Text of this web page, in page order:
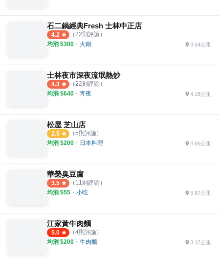
石二鍋經典Fresh 士林中正店
4.2 （22則評論）
均消 $300 ・ 火鍋 3.54公里
士林夜市深夜流氓熱炒
4.3 （22則評論）
均消 $640 ・ 宵夜 4.18公里
松屋 芝山店
2.5 （5則評論）
均消 $200 ・ 日本料理 3.66公里
華榮臭豆腐
3.5 （ 11則評論）
均消 $55 ・ 小吃 3.87公里
江家黃牛肉麵
5.0 （4則評論）
均消 $200 ・ 牛肉麵 3.17公里